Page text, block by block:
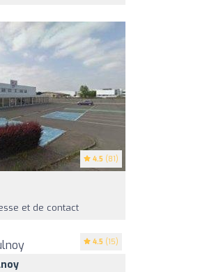
4.5 (81)
et de contact
4.5 (15)